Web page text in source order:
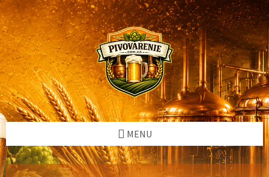
Skip
to
content
Skip
to
left
sidebar
Skip
to
right
sidebar
Skip
to
footer
MENU